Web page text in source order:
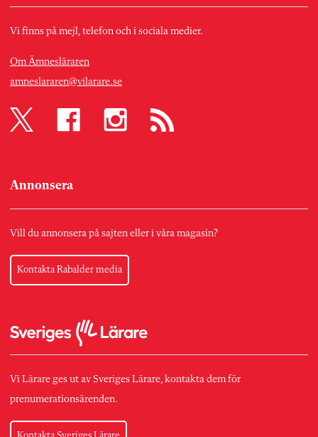
Vi finns på mejl, telefon och i sociala medier.
Om Ämnesläraren
amneslararen@vilarare.se
Annonsera
Vill du annonsera på sajten eller i våra magasin?
Kontakta Rabalder media
Vi Lärare ges ut av Sveriges Lärare, kontakta dem för
prenumerationsärenden.